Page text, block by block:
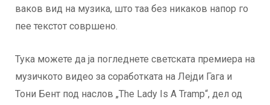
ваков вид на музика, што таа без никаков напор го
пее текстот совршено.
Тука можете да ја погледнете светската премиера на
музичкото видео за соработката на Лејди Гага и
Тони Бент под наслов „The Lady Is A Tramp“, дел од